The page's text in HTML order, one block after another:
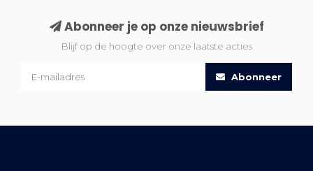
Abonneer je op onze nieuwsbrief
Blijf op de hoogte over onze laatste acties
Abonneer